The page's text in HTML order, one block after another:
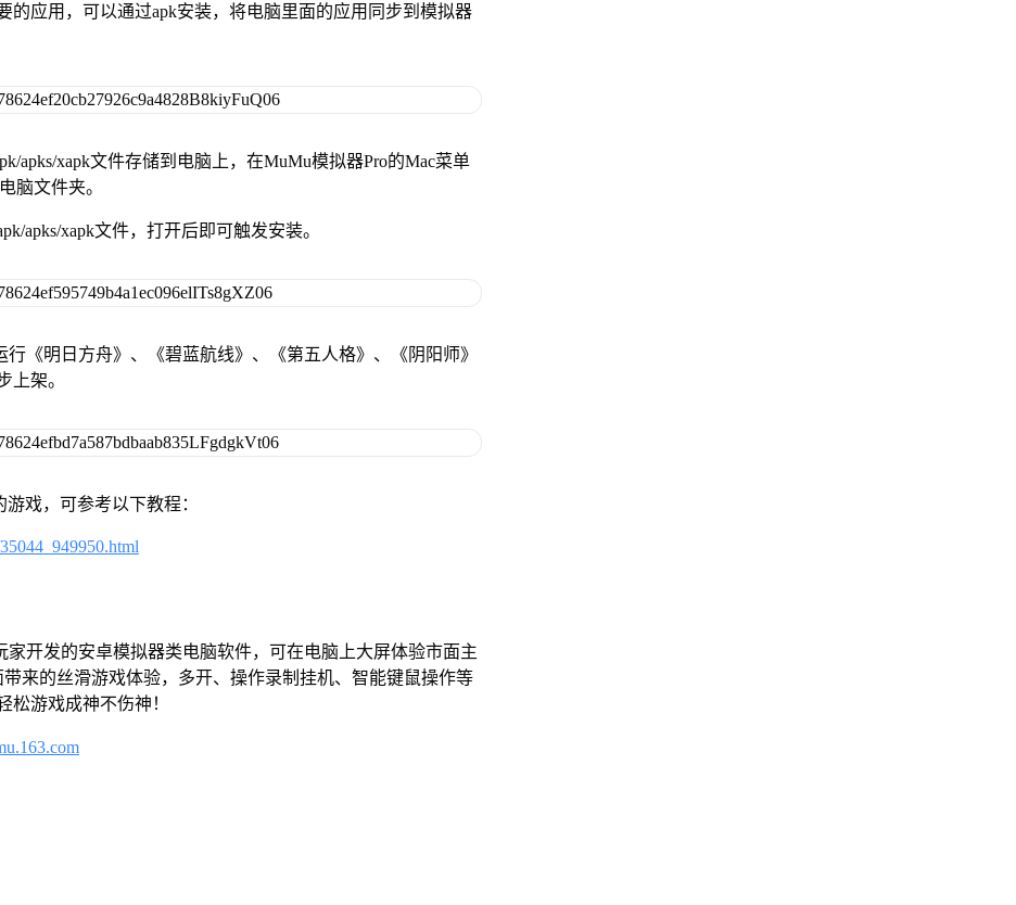
的应用，可以通过apk安装，将电脑里面的应用同步到模拟器
apks/xapk文件存储到电脑上，在MuMu模拟器Pro的Mac菜单
脑文件夹。
apks/xapk文件，打开后即可触发安装。
《明日方舟》、《碧蓝航线》、《第五人格》、《阴阳师》
上架。
戏，可参考以下教程：
家开发的安卓模拟器类电脑软件，可在电脑上大屏体验市面主
来的丝滑游戏体验，多开、操作录制挂机、智能键鼠操作等
松游戏成神不伤神！